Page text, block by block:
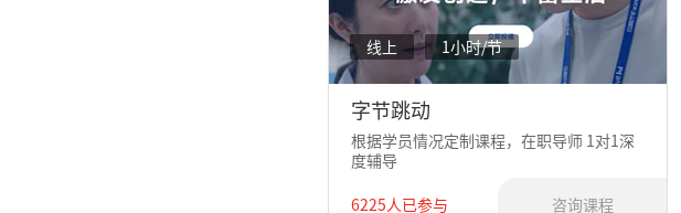
线上 1小时/节
字节跳动
根据学员情况定制课程，在职导师 1对1深
度辅导
6225人已参与
咨询课程